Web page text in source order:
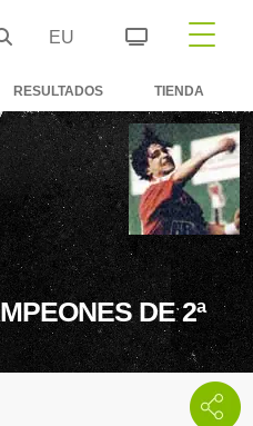
EU
RESULTADOS TIENDA
DE 2ª